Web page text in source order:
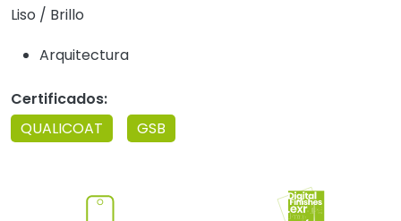
Liso / Brillo
Arquitectura
Certificados:
QUALICOAT
GSB